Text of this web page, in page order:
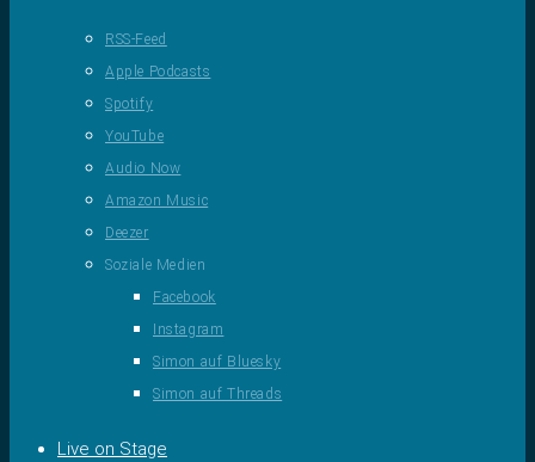
RSS-Feed
Apple Podcasts
Spotify
YouTube
Audio Now
Amazon Music
Deezer
Soziale Medien
Facebook
Instagram
Simon auf Bluesky
Simon auf Threads
Live on Stage